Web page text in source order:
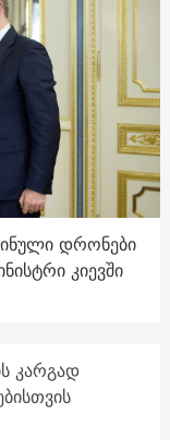
დრონები
კიევში
კარგად